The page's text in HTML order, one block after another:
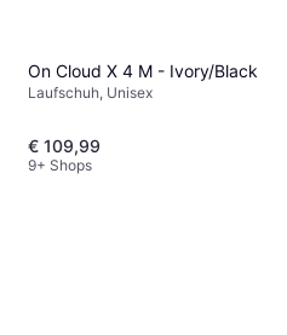
On Cloud X 4 M - Ivory/Black
Laufschuh, Unisex
€ 109,99
9+ Shops